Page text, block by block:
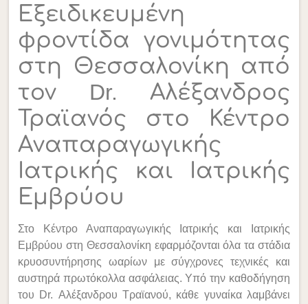
Εξειδικευμένη
φροντίδα γονιμότητας
στη Θεσσαλονίκη από
τον Dr. Αλέξανδρος
Τραϊανός στο Κέντρο
Αναπαραγωγικής
Ιατρικής και Ιατρικής
Εμβρύου
Στο Κέντρο Αναπαραγωγικής Ιατρικής και Ιατρικής
Εμβρύου στη Θεσσαλονίκη εφαρμόζονται όλα τα στάδια
κρυοσυντήρησης ωαρίων με σύγχρονες τεχνικές και
αυστηρά πρωτόκολλα ασφάλειας. Υπό την καθοδήγηση
του Dr. Αλέξανδρου Τραϊανού, κάθε γυναίκα λαμβάνει